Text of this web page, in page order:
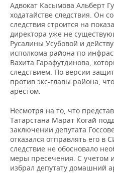
Адвокат Касымова Альберт
ходатайстве следствия. Он
следствия строится на
директора уже не
Русалины Усубовой и
исполкома района по
Вахита Гарафутдинова,
следствием. По версии
против экс-главы района,
арестом.
Несмотря на то, что
Татарстана Марат Когай
заключении депутата
отказался отправлять его в
следствие не обосновало
меры пресечения. С учетом
избрал депутату домашний